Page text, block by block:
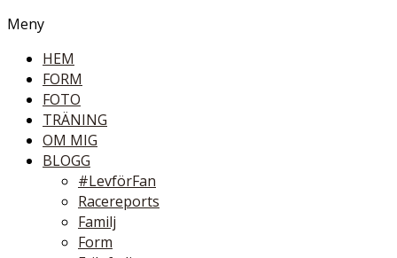
Meny
HEM
FORM
FOTO
TRÄNING
OM MIG
BLOGG
#LevförFan
Racereports
Familj
Form